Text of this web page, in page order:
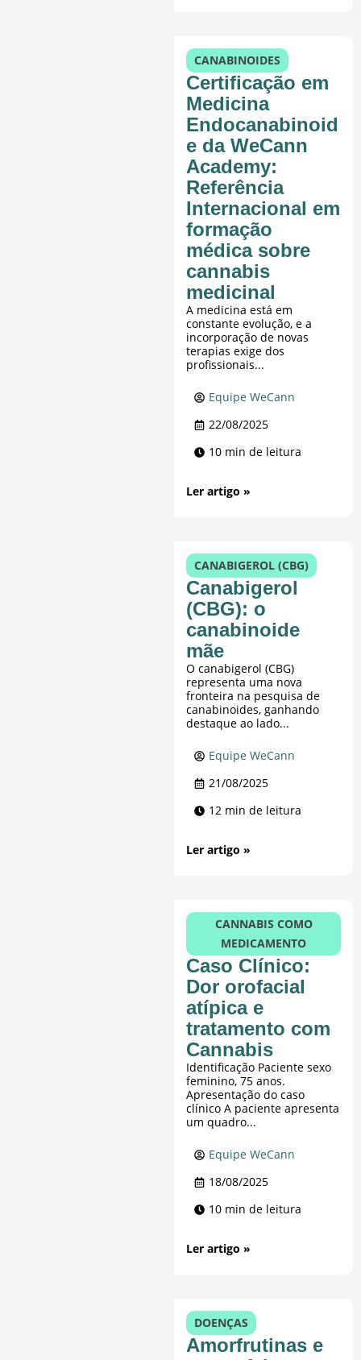
CANABINOIDES
Certificação em
Medicina
Endocanabinoid
e da WeCann
Academy:
Referência
Internacional em
formação
médica sobre
cannabis
medicinal
A medicina está em
constante evolução, e a
incorporação de novas
terapias exige dos
profissionais...
Equipe WeCann
22/08/2025
10 min de leitura
Ler artigo »
CANABIGEROL (CBG)
Canabigerol
(CBG): o
canabinoide
mãe
O canabigerol (CBG)
representa uma nova
fronteira na pesquisa de
canabinoides, ganhando
destaque ao lado...
Equipe WeCann
21/08/2025
12 min de leitura
Ler artigo »
CANNABIS COMO
MEDICAMENTO
Caso Clínico:
Dor orofacial
atípica e
tratamento com
Cannabis
Identificação Paciente sexo
feminino, 75 anos.
Apresentação do caso
clínico A paciente apresenta
um quadro...
Equipe WeCann
18/08/2025
10 min de leitura
Ler artigo »
DOENÇAS
Amorfrutinas e